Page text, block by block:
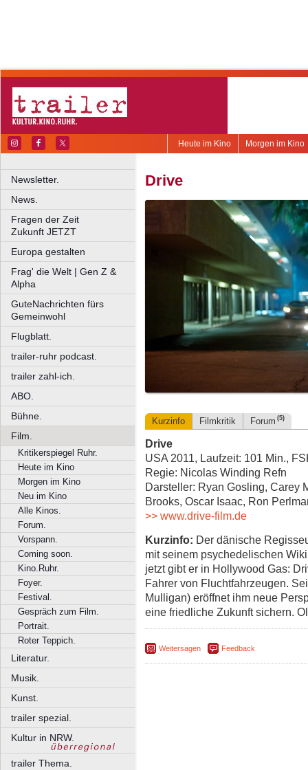
Morgen im Kino
Heute im Kino
Newsletter.
News.
Fragen der Zeit
Zukunft JETZT
Europa gestalten
Frag' die Welt | Gen Z &
Alpha
GuteNachrichten fürs
Gemeinwohl
Flugblatt.
trailer-ruhr podcast.
trailer zahl-ich.
ABO.
Bühne.
Film.
Kritikerspiegel Ruhr.
Heute im Kino
Morgen im Kino
Neu im Kino
Alle Kinos.
Forum.
Vorspann.
Coming soon.
Kino.Ruhr.
Foyer.
Festival.
Gespräch zum Film.
Portrait.
Roter Teppich.
Literatur.
Musik.
Kunst.
trailer spezial.
Kultur in NRW.
trailer Thema.
Drive
Kurzinfo Filmkritik Forum (5)
Drive
USA 2011, Laufzeit: 101 Min.,
Regie: Nicolas Winding Refn
Darsteller: Ryan Gosling, Carey
Brooks, Oscar Isaac, Ron
>> www.drive-film.de
Kurzinfo: Der dänische
mit seinem psychedelischen
jetzt gibt er in Hollywood Gas:
Fahrer von Fluchtfahrzeugen.
Mulligan) eröffnet ihm neue
eine friedliche Zukunft sichern.
Weitersagen Feedback